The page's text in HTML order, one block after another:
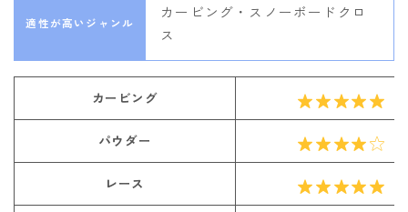
適性が高いジャンル
カービング・スノーボードクロ
ス
カービング
パウダー
レース